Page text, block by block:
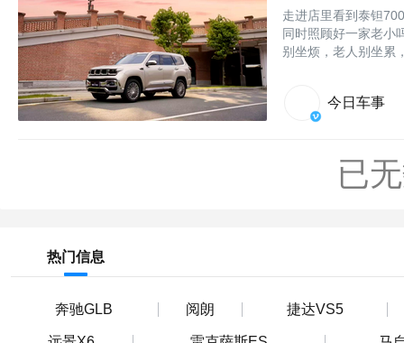
走进店里看到泰钽
同时照顾好一家老
别坐烦，老人别坐累
今日车事
已
热门信息
奔驰GLB 阅朗 捷达VS5